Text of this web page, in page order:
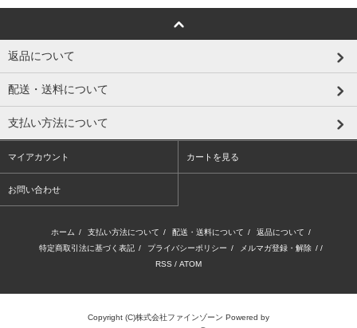
返品について
配送・送料について
支払い方法について
マイアカウント カートを見る
お問い合わせ
ホーム / 支払い方法について / 配送・送料について / 返品について /
特定商取引法に基づく表記 / プライバシーポリシー / メルマガ登録・解除 / /
RSS / ATOM
Copyright (C)株式会社ファインゾーン Powered by